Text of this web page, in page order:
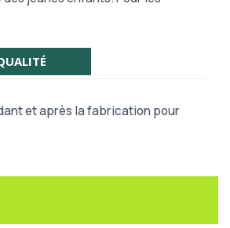
et après la fabrication pour